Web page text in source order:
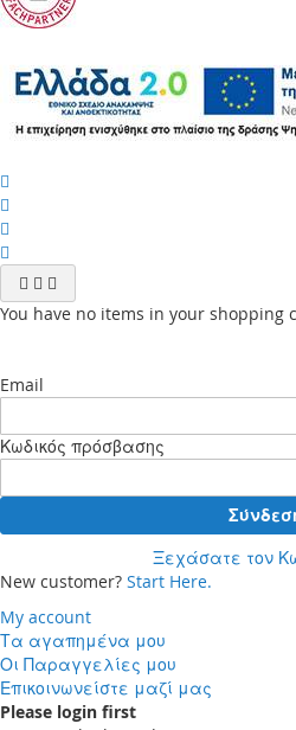
You have no items in your shopping
Email
Κωδικός πρόσβασης
Ξεχάσατε τον
New customer? Start Here.
My account
Τα αγαπημένα μου
Οι Παραγγελίες μου
Επικοινωνείστε μαζί μας
Please login first